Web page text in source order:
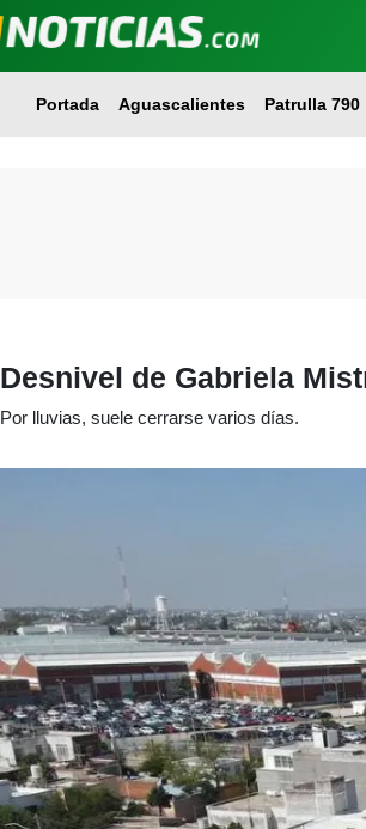
Portada Aguascalientes Patrulla 790
Desnivel de Gabriela
Por lluvias, suele cerrarse varios días.